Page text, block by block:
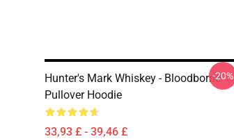
Hunter's Mark Whiskey - Bloodborne
Pullover Hoodie
33,93 £ - 39,46 £
-20%